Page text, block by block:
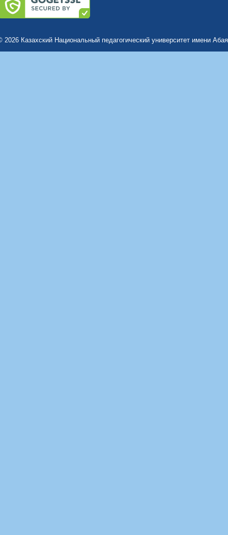
2026 Казахский Национальный педагогический университет имени Абая